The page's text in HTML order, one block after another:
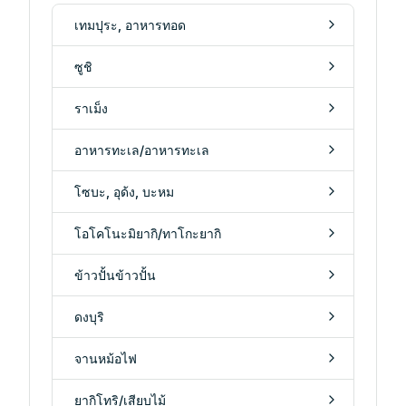
เทมปุระ, อาหารทอด
ซูชิ
ราเม็ง
อาหารทะเล/อาหารทะเล
โซบะ, อุด้ง, บะหม
โอโคโนะมิยากิ/ทาโกะยากิ
ข้าวปั้นข้าวปั้น
ดงบุริ
จานหม้อไฟ
ยากิโทริ/เสียบไม้